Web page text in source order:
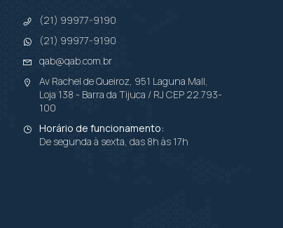
(21) 99977-9190
(21) 99977-9190
qab@qab.com.br
Av Rachel de Queiroz, 951 Laguna Mall,
Loja 138 - Barra da Tijuca / RJ CEP 22.793-
100
Horário de funcionamento:
De segunda à sexta, das 8h às 17h